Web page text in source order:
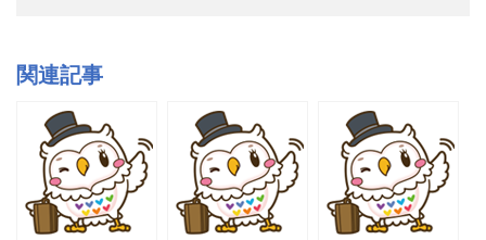
b
o
o
k
関連記事